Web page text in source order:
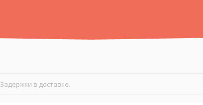
Задержки в доставке.